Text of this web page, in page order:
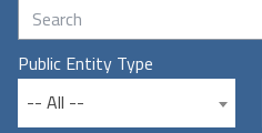
Public Entity Type
-- All --